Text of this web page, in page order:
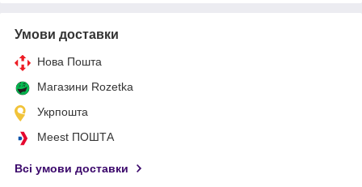
Умови доставки
Нова Пошта
Магазини Rozetka
Укрпошта
Meest ПОШТА
Всі умови доставки